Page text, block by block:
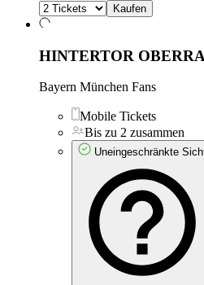
Kaufen
HINTERTOR
Bayern München Fans
Mobile Tickets
Bis zu 2 zusammen
Uneingeschränkte